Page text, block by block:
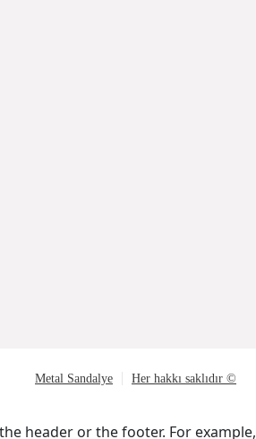
Metal Sandalye Her hakkı saklıdır ©
header or the footer. For example,